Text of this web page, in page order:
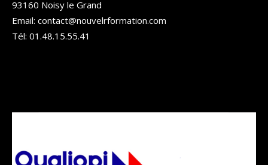
93160 Noisy le Grand
Email: contact@nouvelrformation.com
Tél: 01.48.15.55.41